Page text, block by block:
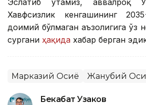
Эслатиб ўтамиз, аввалроқ
Хавфсизлик кенгашининг
доимий бўлмаган аъзолигига ўз
сургани ҳақида хабар берган
Марказий Осиё Жанубий
Бекабат Узаков